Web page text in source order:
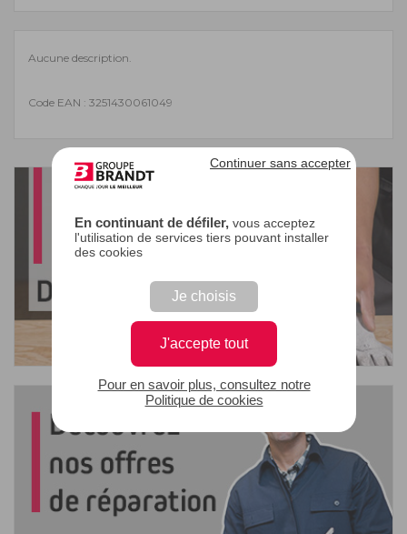
En continuant de défiler,vous acceptez
l'utilisation de services tiers pouvant installer
des cookies
Je choisis
J'accepte tout
Continuer sans accepter
Pour en savoir plus, consultez notre
Politique de cookies
Aucune description.
Code EAN : 3251430061049